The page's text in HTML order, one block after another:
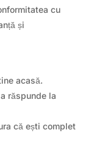
cu
și
acasă.
răspunde la
că ești complet